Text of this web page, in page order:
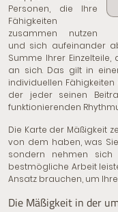
Personen, die Ihre
Fähigkeiten
zusammen nutzen
und sich aufeinander
Summe Ihrer
an sich. Das gilt in
individuellen
der jeder seinen
funktionierenden
Die Karte der Mäßigkeit
von dem haben, was
sondern nehmen sich
bestmögliche Arbeit
Ansatz brauchen, um
Die Mäßigkeit in der